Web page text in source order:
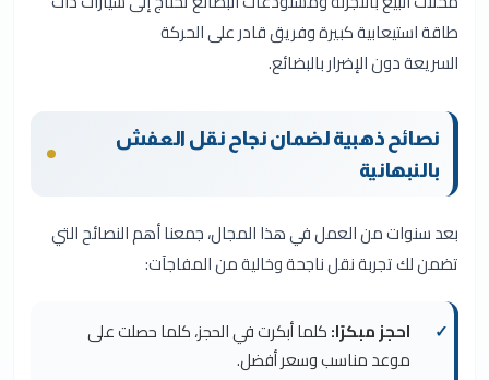
طاقة استيعابية كبيرة وفريق قادر على الحركة
السريعة دون الإضرار بالبضائع.
نصائح ذهبية لضمان نجاح نقل العفش
بالنبهانية
بعد سنوات من العمل في هذا المجال، جمعنا أهم النصائح التي
تضمن لك تجربة نقل ناجحة وخالية من المفاجآت:
احجز مبكرًا:كلما أبكرت في الحجز، كلما حصلت على
موعد مناسب وسعر أفضل.